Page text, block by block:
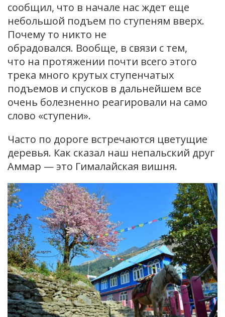
сообщил, что в начале нас ждет еще
небольшой подъем по ступеням вверх.
Почему то никто не
обрадовался. Вообще, в связи с тем,
что на протяжении почти всего этого
трека много крутых ступенчатых
подъемов и спусков в дальнейшем все
очень болезненно реагировали на само
слово «ступени».
Часто по дороге встречаются цветущие
деревья. Как сказал наш непальский друг
Аммар — это Гималайская вишня.